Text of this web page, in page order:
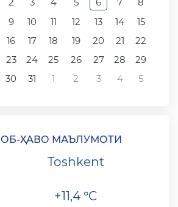
9
10 11 12 13 14
15
16
17 18 19 20 21
22
23
24 25 26 27 28
29
30
31 1 2 3 4 5
ОБ-ҲАВО МАЪЛУМОТИ
Toshkent
+11,4 °C